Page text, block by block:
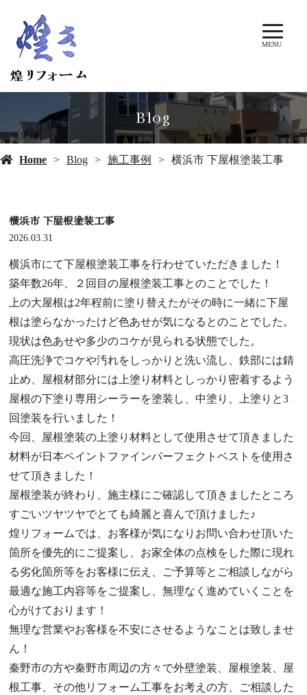
MENU
Blog
Home Blog 施工事例 横浜市 下屋根塗装工事
横浜市 下屋根塗装工事
2026.03.31
横浜市にて下屋根塗装工事を行わせていただきました！
築年数26年、２回目の屋根塗装工事とのことでした！
上の大屋根は2年程前に塗り替えたがその時に一緒に下屋
根は塗らなかったけど色あせが気になるとのことでした。
現状は色あせや多少のコケが見られる状態でした。
高圧洗浄でコケや汚れをしっかりと洗い流し、鉄部には錆
止め、屋根材部分には上塗り材料としっかり密着するよう
屋根の下塗り専用シーラーを塗装し、中塗り、上塗りと3
回塗装を行いました！
今回、屋根塗装の上塗り材料として使用させて頂きました
材料が日本ペイントファインパーフェクトベストを使用さ
せて頂きました！
屋根塗装が終わり、施主様にご確認して頂きましたところ
すごいツヤツヤでとても綺麗と喜んで頂けました♪
煌リフォームでは、お客様が気になりお問い合わせ頂いた
箇所を優先的にご提案し、お家全体の点検をした際に現れ
る劣化箇所等をお客様に伝え、ご予算等とご相談しながら
最適な施工内容等をご提案し、無理なく進めていくことを
心がけております！
無理な営業やお客様を不安にさせるようなことは致しませ
ん！
秦野市の方や秦野市周辺の方々で外壁塗装、屋根塗装、屋
根工事、その他リフォーム工事をお考えの方、ご相談した